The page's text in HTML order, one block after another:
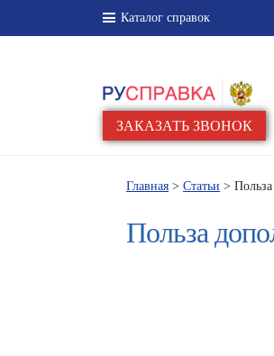
Каталог справок
ЗАКАЗАТЬ ЗВОНОК
Главная >Статьи > Польза
Польза